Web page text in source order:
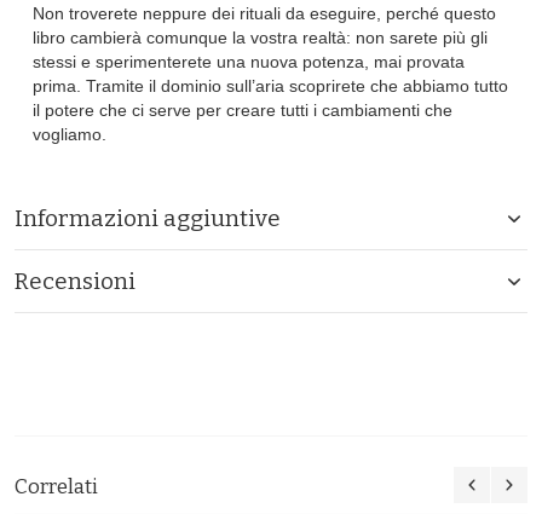
Correlati
Non troverete neppure dei rituali da eseguire, perché questo
libro cambierà comunque la vostra realtà: non sarete più gli
stessi e sperimenterete una nuova potenza, mai provata
prima. Tramite il dominio sull’aria scoprirete che abbiamo tutto
il potere che ci serve per creare tutti i cambiamenti che
vogliamo.
Informazioni aggiuntive
Recensioni